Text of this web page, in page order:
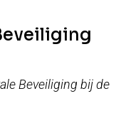
Beveiliging bij de